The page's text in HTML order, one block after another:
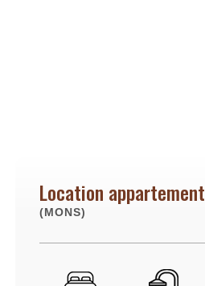
Location appartement
(MONS)